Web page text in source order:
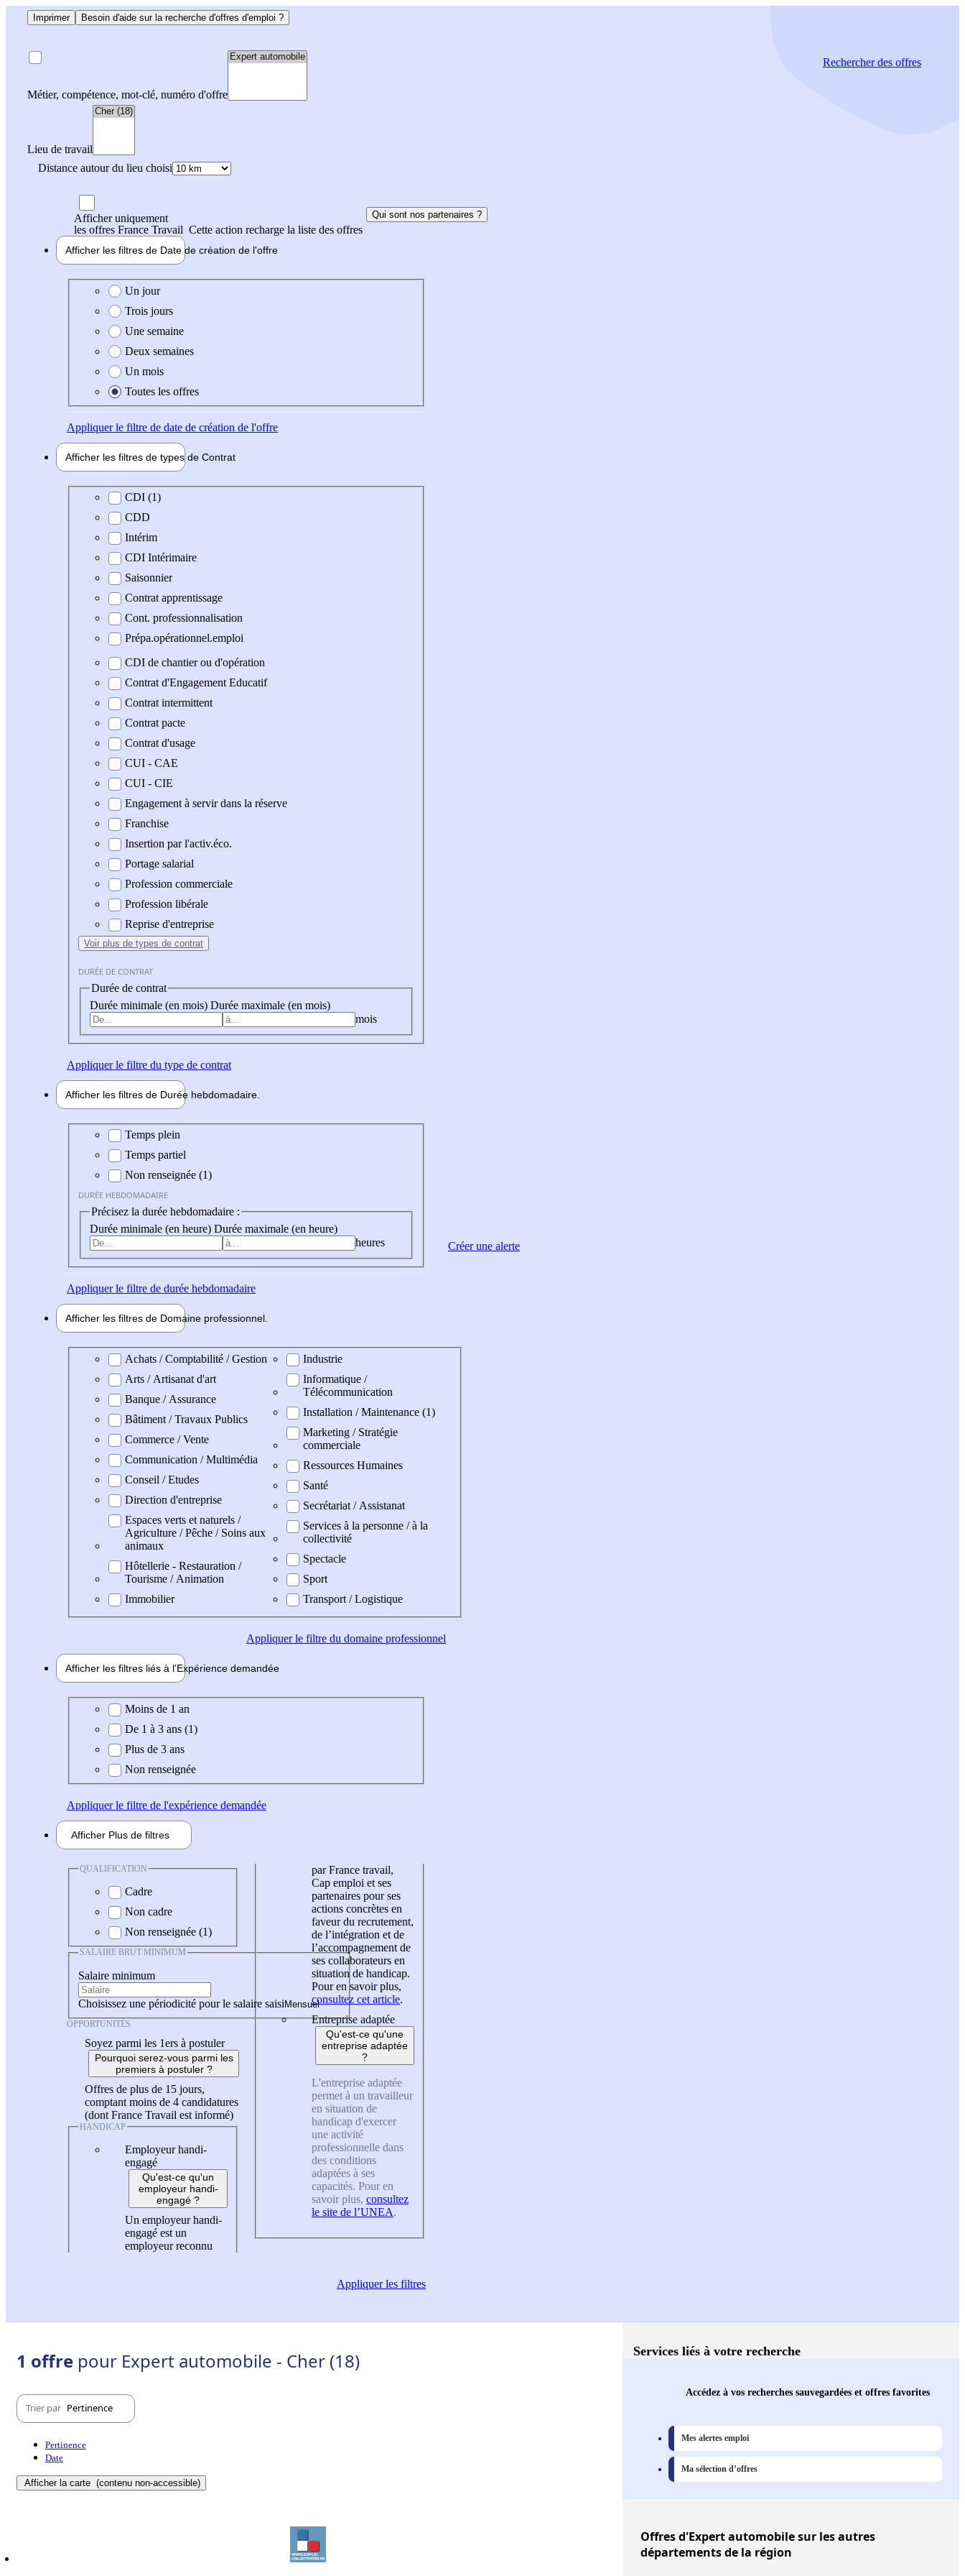
Imprimer Besoin d'aide sur la recherche d'offres d'emploi ?
Métier, compétence, mot-clé, numéro d'offre
Lieu de travail
Distance autour du lieu choisi
Rechercherdes offres
Afficher uniquement
les offres France Travail Cette action recharge la liste des offres
Qui sont nos partenaires ?
Afficher les filtres de Date de création de l'offre
Date de création de l'offre
Un jour
Trois jours
Une semaine
Deux semaines
Un mois
Toutes les offres
Appliquerle filtre de date de création de l'offre
Afficher les filtres de types de Contrat
Type de contrat
CDI (1)
CDD
Intérim
CDI Intérimaire
Saisonnier
Contrat apprentissage
Cont. professionnalisation
Prépa.opérationnel.emploi
CDI de chantier ou d'opération
Contrat d'Engagement Educatif
Contrat intermittent
Contrat pacte
Contrat d'usage
CUI - CAE
CUI - CIE
Engagement à servir dans la réserve
Franchise
Insertion par l'activ.éco.
Portage salarial
Profession commerciale
Profession libérale
Reprise d'entreprise
Voir plus de types de contrat
DURÉE DE CONTRAT
Durée de contrat
Durée minimale (en mois) Durée maximale (en mois)
mois
Appliquerle filtre du type de contrat
Afficher les filtres de Durée hebdomadaire
Durée hebdomadaire
Temps plein
Temps partiel
Non renseignée (1)
DURÉE HEBDOMADAIRE
Précisez la durée hebdomadaire :
Durée minimale (en heure) Durée maximale (en heure)
heures
Appliquerle filtre de durée hebdomadaire
Afficher les filtres de Domaine professionnel
Domaine professionel
Achats / Comptabilité / Gestion
Arts / Artisanat d'art
Banque / Assurance
Bâtiment / Travaux Publics
Commerce / Vente
Communication / Multimédia
Conseil / Etudes
Direction d'entreprise
Espaces verts et naturels /
Agriculture / Pêche / Soins aux
animaux
Hôtellerie - Restauration /
Tourisme / Animation
Immobilier
Industrie
Informatique /
Télécommunication
Installation / Maintenance (1)
Marketing / Stratégie
commerciale
Ressources Humaines
Santé
Secrétariat / Assistanat
Services à la personne / à la
collectivité
Spectacle
Sport
Transport / Logistique
Appliquerle filtre du domaine professionnel
Afficher les filtres liés à l'Expérience demandée
Expérience demandée
Moins de 1 an
De 1 à 3 ans (1)
Plus de 3 ans
Non renseignée
Appliquerle filtre de l'expérience demandée
Afficher Plus de filtres
QUALIFICATION
Cadre
Non cadre
Non renseignée (1)
SALAIRE BRUT MINIMUM
Salaire minimum
Choisissez une périodicité pour le salaire saisi
OPPORTUNITÉS
Soyez parmi les 1ers à postuler
Pourquoi serez-vous parmi les
premiers à postuler ?
Offres de plus de 15 jours,
comptant moins de 4 candidatures
(dont France Travail est informé)
HANDICAP
Employeur handi-
engagé
Qu'est-ce qu'un
employeur handi-
engagé ?
Un employeur handi-
engagé est un
employeur reconnu
par France travail,
Cap emploi et ses
partenaires pour ses
actions concrètes en
faveur du recrutement,
de l’intégration et de
l’accompagnement de
ses collaborateurs en
situation de handicap.
Pour en savoir plus,
consultez cet article.
Entreprise adaptée
Qu'est-ce qu'une
entreprise adaptée
?
L'entreprise adaptée
permet à un travailleur
en situation de
handicap d'exercer
une activité
professionnelle dans
des conditions
adaptées à ses
capacités. Pour en
savoir plus, consultez
le site de l’UNEA.
Appliquerles filtres
Créer une alerte
1 offre pour Expert automobile - Cher (18)
Trier par Pertinence
Pertinence
Date
Afficher la carte (contenu non-accessible)
Services liés à votre recherche
Accédez à vos recherches sauvegardées et offres favorites
Mes alertes emploi
Ma sélection d’offres
Offresd'Expert automobile sur les autres
départements de la région